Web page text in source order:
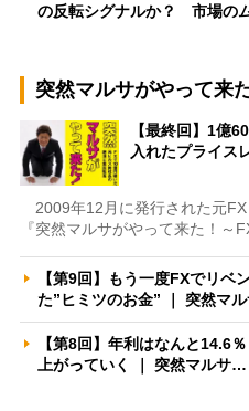
の反転シグナルか？ 市場の
突然マルサがやって来
【最終回】1億
入れたプライス
2009年12月に発行された元
『突然マルサがやって来た！～
【第9回】もう一度FXでリ
た”ヒミツのお金” ｜ 突然マ
【第8回】年利はなんと14.6
上がっていく ｜ 突然マルサ…